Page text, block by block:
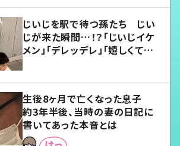
じいじを駅で待つ孫たち じい
じが来た瞬間…！？「じいじイケ
メン」「デレッデレ」「嬉しくて可
生後8ヶ月で亡くなった息子
約3年半後、当時の妻の日記に
書いてあった本音とは